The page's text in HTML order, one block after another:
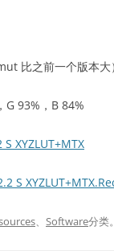
比之前一个版本大）
G 93%，B 84%
XYZLUT+MTX
S
、 Software分类。